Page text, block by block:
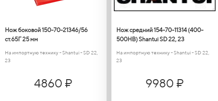
Нож боковой 150-70-21346/56
ст.65Г 25 мм
На импортную технику - Shantui - SD 22,
23
4860 ₽
Нож средний 154-70-11314 (400-
500HB) Shantui SD 22, 23
На импортную технику - Shantui - SD 22,
23
9980 ₽